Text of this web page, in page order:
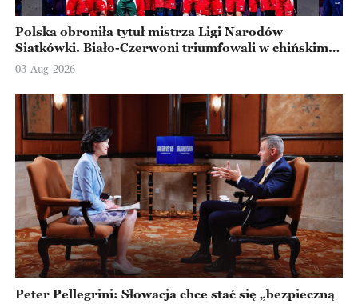
Polska obroniła tytuł mistrza Ligi Narodów
Siatkówki. Biało-Czerwoni triumfowali w chińskim
Ningbo
03-Aug-2026
Peter Pellegrini: Słowacja chce stać się „bezpieczną